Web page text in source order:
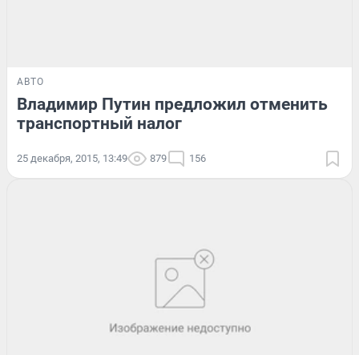
АВТО
Владимир Путин предложил отменить
транспортный налог
25 декабря, 2015, 13:49 879 156